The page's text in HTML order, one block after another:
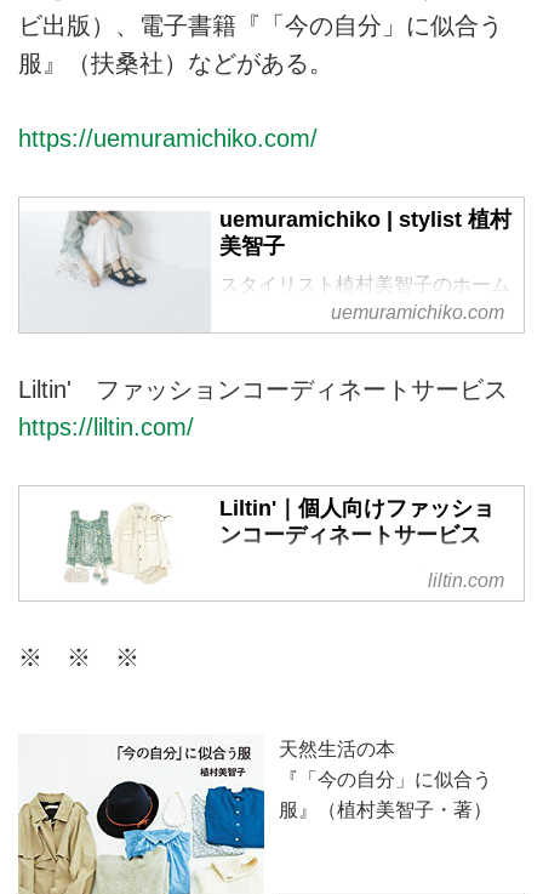
ビ出版）、電子書籍『「今の自分」に似合う
服』（扶桑社）などがある。
https://uemuramichiko.com/
uemuramichiko | stylist 植村
美智子
スタイリスト植村美智子のホーム
ページです。uemuramichiko.com
Liltin' ファッションコーディネートサービス
https://liltin.com/
Liltin'｜個人向けファッショ
ンコーディネートサービス
リルティンは、個人の方が日頃の
ファッションに関するお悩みを相
しむお手伝いをいたします。
liltin.com
※ ※ ※
天然生活の本
『「今の自分」に似合う
服』（植村美智子・著）